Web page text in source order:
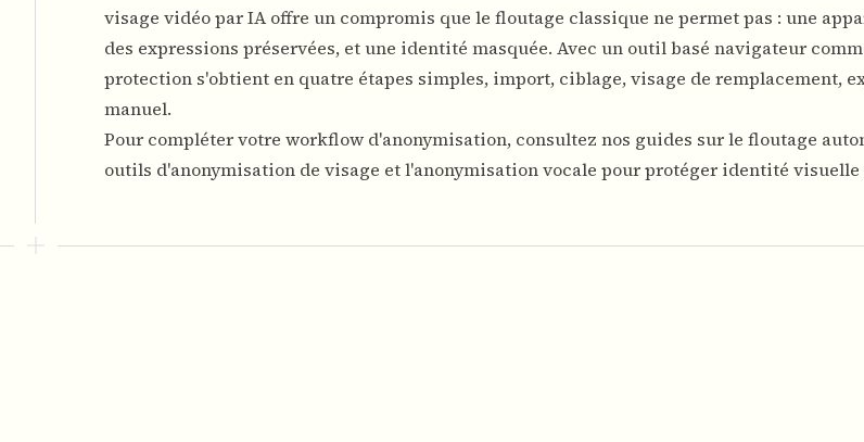
visage vidéo par IA offre un compromis que le floutage classique ne permet pas : une
des expressions préservées, et une identité masquée. Avec un outil basé navigateur
protection s'obtient en quatre étapes simples, import, ciblage, visage de remplacement,
manuel.
Pour compléter votre workflow d'anonymisation, consultez nos guides sur le floutage
outils d'anonymisation de visage et l'anonymisation vocale pour protéger identité visuelle